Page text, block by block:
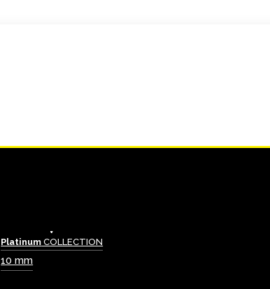
Platinum COLLECTION
10 mm